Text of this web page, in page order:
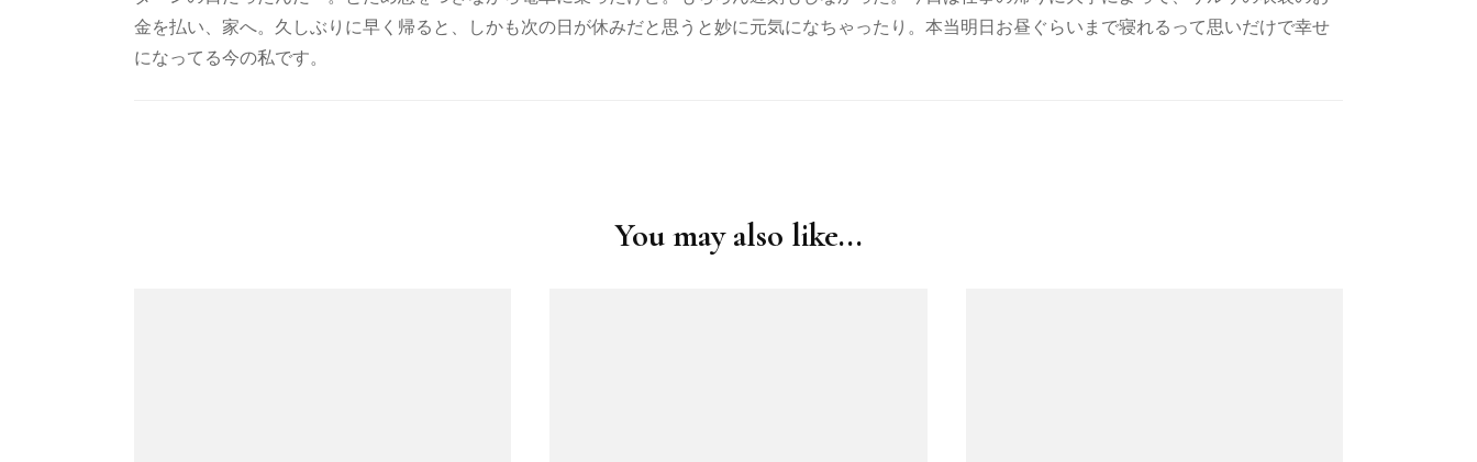
金を払い、家へ。久しぶりに早く帰ると、しかも次の日が休みだと思うと妙に元気になちゃったり。本当明日お昼ぐらいまで寝れるって思いだけで幸せ
になってる今の私です。
You may also like...